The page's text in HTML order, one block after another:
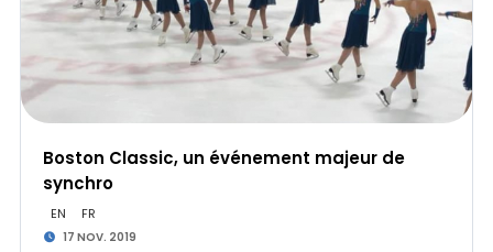
Boston Classic, un événement majeur de
synchro
EN FR
17 NOV. 2019